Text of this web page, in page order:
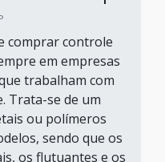
comprar controle
em empresas
trabalham com
Trata-se de um
ou polímeros
sendo que os
os flutuantes e os